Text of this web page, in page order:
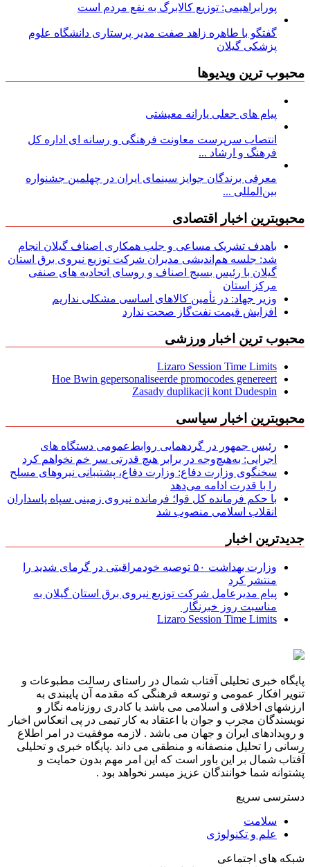
پورابراهیمی: توزیع کالابرگ به نفع مردم است
گفتگو با طاهره زاهد صفت مدیر پرستاری دانشگاه علوم
پزشکی گیلان
محبوب ترین ویدیوها
پیام های جعلی یارانه معیشتی
انتصاب سرپرست معاونت فرهنگی و رسانه ای اداره کل
فرهنگ و ارشاد ...
معرفی برندگان جوایز سینمای ایران در چهلمین جشنواره
بین‌المللی ...
محبوبترین اخبار اقتصادی
باهدف تشریک مساعی و جلب همکاری اصناف گیلان انجام
شد: جلسه هم‌اندیشی مدیران شركت توزیع نیروی برق استان
گیلان با رئیس بسیج اصناف و روسای اتحادیه های صنفی
مركز استان
وزیر جهاد: در تأمین کالاهای اساسی مشکلی نداریم
افزایش قیمت نفت‌گاز صحت ندارد
محبوب ترین اخبار ورزشی
Lizaro Session Time Limits
Hoe Bwin gepersonaliseerde promocodes genereert
Zasady duplikacji kont Dudespin
محبوبترین اخبار سیاسی
رئیس جمهور در گردهمایی روابط‌عمومی دستگاه های
اجرایی: به‌هیچ‌وجه در برابر هیچ قدرتی سر خم نخواهم کرد
سخنگوی وزارت دفاع: وزارت دفاع، پشتیبانی نیرو‌های مسلح
را با قدرت ادامه می‌دهد
با حکم فرمانده کل قوا؛ فرمانده نیروی زمینی سپاه پاسداران
انقلاب اسلامی منصوب شد
جدیدترین اخبار
وزارت بهداشت ۵۰ توصیه خودمراقبتی در گرمای شدید را
منتشر کرد
پیام مدیرعامل شركت توزیع نیروی برق استان گیلان به
مناسبت روز خبرنگار ‌
Lizaro Session Time Limits
پایگاه خبری تحلیلی آفتاب شمال در راستای رسالت مطبوعات و
تنویر افکار عمومی و توسعه فرهنگی که مقدمه آن پایبندی به
ارزشهای اخلاقی و اسلامی می باشد با کادری روزنامه نگار و
نویسندگان مجرب و جوان با اعتقاد به کار تیمی در پی انعکاس اخبار
و رویدادهای ایران و جهان می باشد . لازمه موفقیت در امر اطلاع
رسانی را تحلیل منصفانه و منطقی می داند .پایگاه خبری و تحلیلی
آفتاب شمال بر این باور است که این امر مهم بدون حمایت و
پشتوانه شما خوانندگان عزیز میسر نخواهد بود .
دسترسی سریع
سلامت
علم و تکنولوژی
شبکه های اجتماعی